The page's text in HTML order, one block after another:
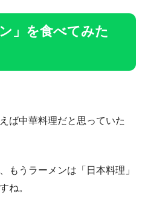
」を食べてみた
ば中華料理だと思っていた
もうラーメンは「日本料理」
ね。